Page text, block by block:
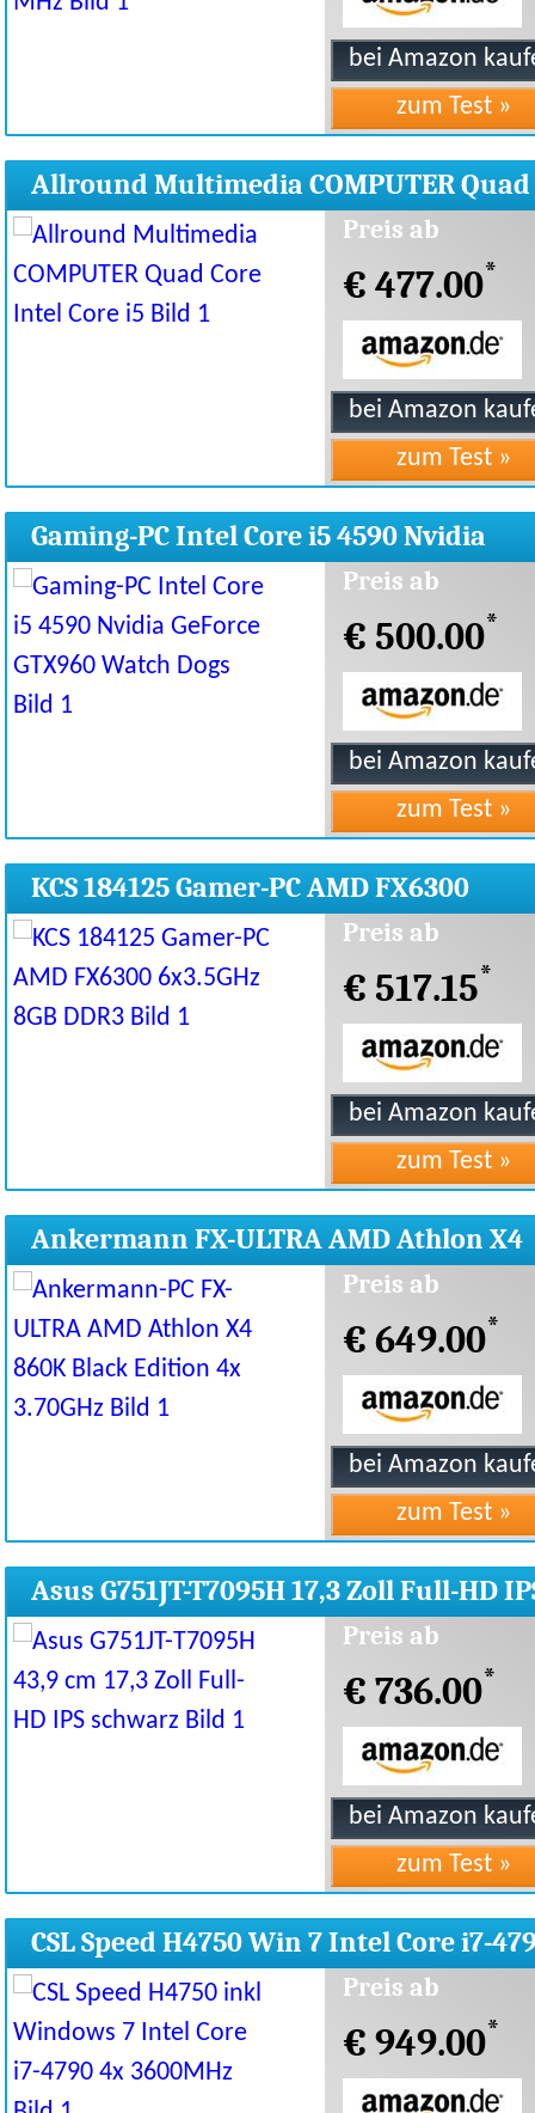
Allround Multimedia COMPUTER Quad
Core Intel Core i5
Preis ab
€ 477.00*
Gaming-PC Intel Core i5 4590 Nvidia
GeForce GTX960 Watch DogsPreis ab
€ 500.00*
KCS 184125 Gamer-PC AMD FX6300
6x3.5GHz 8GB DDR3
Preis ab
€ 517.15*
Ankermann FX-ULTRA AMD Athlon X4
Gaming PC
Preis ab
€ 649.00*
Asus G751JT-T7095H 17,3 Zoll Full-HD
schwarz
Preis ab
€ 736.00*
CSL Speed H4750 Win 7 Intel Core i7-
4x 3600MHz
Preis ab
€ 949.00*